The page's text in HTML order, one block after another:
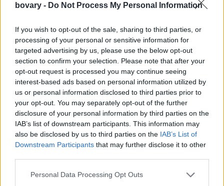
bovary - Do Not Process My Personal Information
If you wish to opt-out of the sale, sharing to third parties, or
processing of your personal or sensitive information for
targeted advertising by us, please use the below opt-out
section to confirm your selection. Please note that after your
opt-out request is processed you may continue seeing
interest-based ads based on personal information utilized by
us or personal information disclosed to third parties prior to
your opt-out. You may separately opt-out of the further
disclosure of your personal information by third parties on the
IAB’s list of downstream participants. This information may
also be disclosed by us to third parties on the IAB’s List of
Downstream Participants that may further disclose it to other
Personal Data Processing Opt Outs
LIVING
Συνταγή για φακές με το μυστικό μπαχαρικό που
απογειώνει τη γεύση τους
TASTE ⸻31 MAR 2025